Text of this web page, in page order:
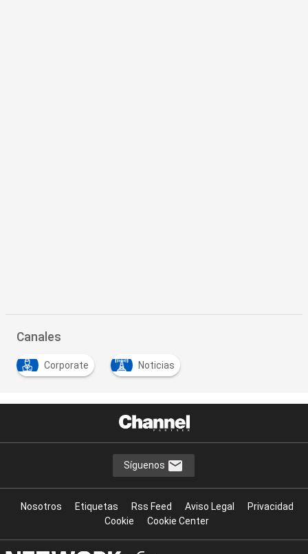
Canales
Corporate Noticias
Síguenos
Nosotros Etiquetas Rss Feed Aviso Legal
Privacidad
Cookie
Cookie Center